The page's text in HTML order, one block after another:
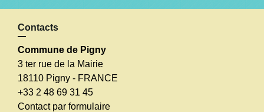
Contacts
Commune de Pigny
3 ter rue de la Mairie
18110 Pigny - FRANCE
+33 2 48 69 31 45
Contact par formulaire